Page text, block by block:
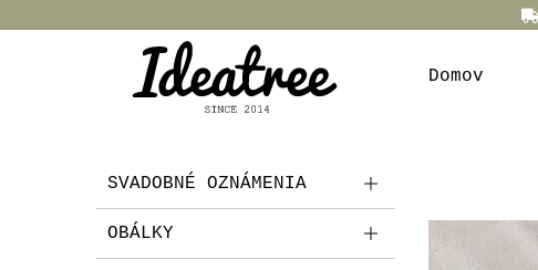
Domov
SVADOBNÉ OZNÁMENIA
OBÁLKY